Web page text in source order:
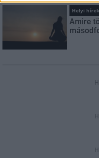
Helyi hírek
Amire